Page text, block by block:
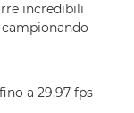
incredibili
a 29,97 fps